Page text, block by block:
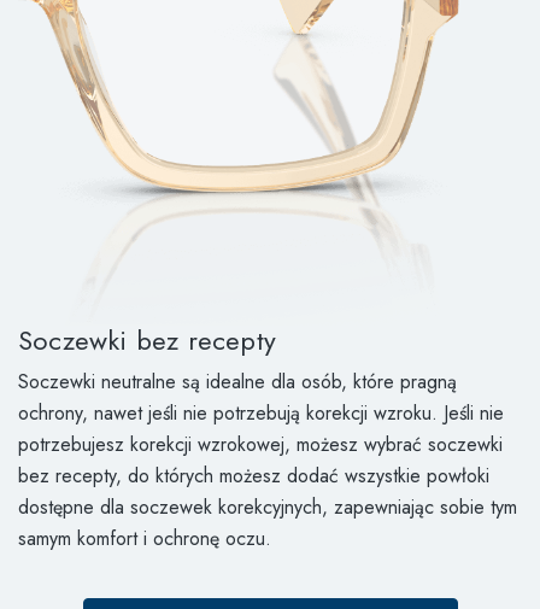
Soczewki bez recepty
Soczewki neutralne są idealne dla osób, które pragną
ochrony, nawet jeśli nie potrzebują korekcji wzroku. Jeśli nie
potrzebujesz korekcji wzrokowej, możesz wybrać soczewki
bez recepty, do których możesz dodać wszystkie powłoki
dostępne dla soczewek korekcyjnych, zapewniając sobie tym
samym komfort i ochronę oczu.